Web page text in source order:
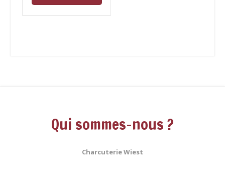
Qui sommes-nous ?
Charcuterie Wiest